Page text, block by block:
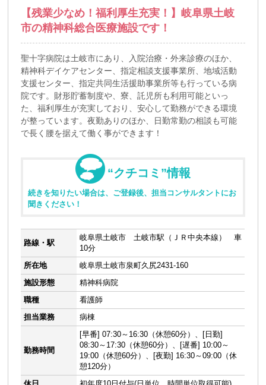
【残業少なめ！福利厚生充実！】岐阜県土岐
市の精神科総合医療施設です！
聖十字病院は土岐市にあり、入院治療・外来診療のほか、
精神科デイケアセンター、指定相談支援事業所、地域活動
支援センター、指定共同生活援助事業所等も行っている病
院です。財形貯蓄制度や、寮、託児所も利用可能といっ
た、福利厚生が充実しており、安心して勤務ができる環境
が整っています。夜勤ありのほか、日勤常勤の相談も可能
で長く腰を据えて働く事ができます！
“クチコミ”情報
続きを知りたい場合は、ご登録後、担当コンサルタントにお
聞きください！
路線・駅
岐阜県土岐市 土岐市駅（ＪＲ中央本線） 車
10分
所在地
岐阜県土岐市泉町久尻2431-160
施設形態
精神科病院
職種
看護師
担当業務
病棟
勤務時間
[早番] 07:30～16:30（休憩60分）、[日勤]
08:30～17:30（休憩60分）、[遅番] 10:00～
19:00（休憩60分）、[夜勤] 16:30～09:00（休
憩120分）